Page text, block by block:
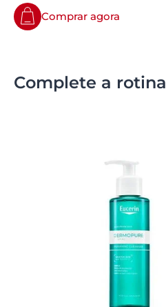
Comprar agora
Complete a rotina